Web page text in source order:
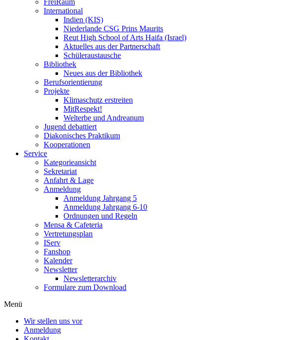
FreiRaum
International
Indien (KIS)
Niederlande CSG Prins Maurits
Reut High School of Arts Haifa (Israel)
Aktuelles aus der Partnerschaft
Schüleraustausche
Bibliothek
Neues aus der Bibliothek
Berufsorientierung
Projekte
Klimaschutz erstreiten
MitRespekt!
Welterbe und Andreanum
Jugend debattiert
Diakonisches Praktikum
Kooperationen
Service
Kategorieansicht
Sekretariat
Anfahrt & Lage
Anmeldung
Anmeldung Jahrgang 5
Anmeldung Jahrgang 6-10
Ordnungen und Regeln
Mensa & Cafeteria
Vertretungsplan
IServ
Fanshop
Kalender
Newsletter
Newsletterarchiv
Formulare zum Download
Menü
Wir stellen uns vor
Anmeldung